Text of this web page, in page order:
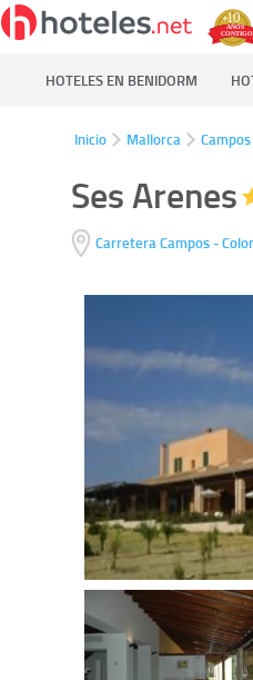
HOTELES EN BENIDORM
Inicio Mallorca Campos
Ses Arenes
Carretera Campos -